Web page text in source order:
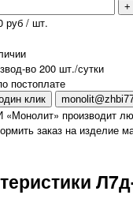
+
руб / шт.
во 200 шт./сутки
постоплате
клик
производит
заказ на изделие